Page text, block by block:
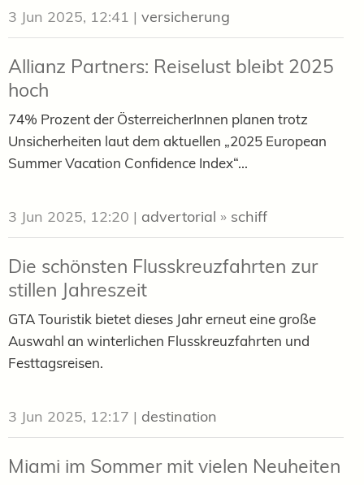
3 Jun 2025, 12:41 | versicherung
Allianz Partners: Reiselust bleibt 2025
hoch
74% Prozent der ÖsterreicherInnen planen trotz
Unsicherheiten laut dem aktuellen „2025 European
Summer Vacation Confidence Index“...
3 Jun 2025, 12:20 | advertorial » schiff
Die schönsten Flusskreuzfahrten zur
stillen Jahreszeit
GTA Touristik bietet dieses Jahr erneut eine große
Auswahl an winterlichen Flusskreuzfahrten und
Festtagsreisen.
3 Jun 2025, 12:17 | destination
Miami im Sommer mit vielen Neuheiten